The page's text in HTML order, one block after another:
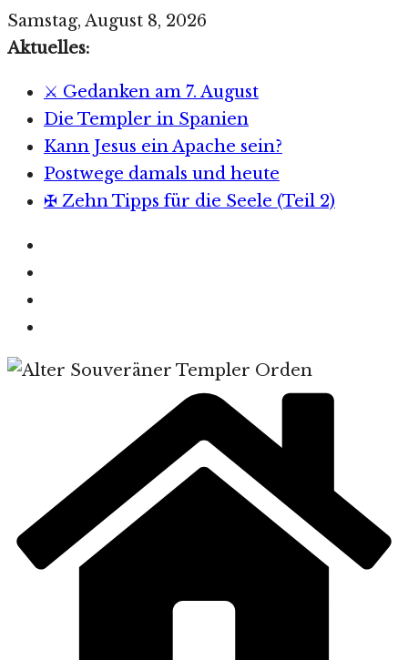
Zum
Inhalt
Samstag, August 8, 2026
Aktuelles:
⚔️ Gedanken am 7. August
Die Templer in Spanien
Kann Jesus ein Apache sein?
Postwege damals und heute
✠ Zehn Tipps für die Seele (Teil 2)